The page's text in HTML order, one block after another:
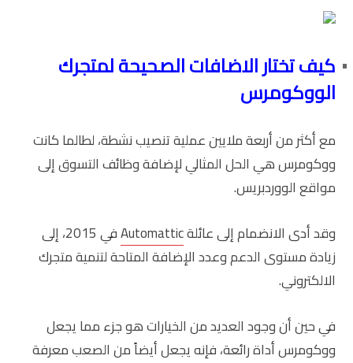
كيف تختار الاضافات الصحيحة لمتجرك
الووكومرس
مع أكثر من أربعة ملايين عملية تنصيب نشطة، لطالما كانت
ووكومرس هي الحل المثالي لإضافة وظائف التسوق إلى
مواقع الووردبريس.
وقد أدى الانضمام إلى عائلةAutomattic
في 2015، إلى
زيادة مستوى الدعم وعدد الإضافة المتاحة لتنمية متجرك
الالكتروني.
في حين أن وجود العديد من الخيارات هو جزء مما يجعل
ووكومرس أداة رائعة، فإنه يجعل أيضاً من الصعب معرفة